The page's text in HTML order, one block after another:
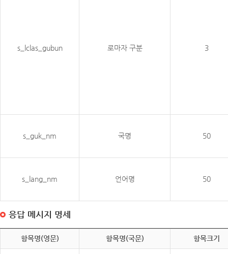
s_lclas_gubun 로마자 구분 3
s_guk_nm 국명 50
s_lang_nm 언어명 50
응답 메시지 명세
항목명(영문) 항목명(국문) 항목크기